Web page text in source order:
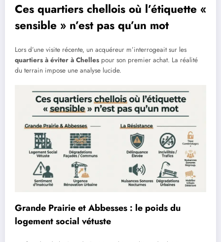
Ces quartiers chellois où l’étiquette «
sensible » n’est pas qu’un mot
Lors d’une visite récente, un acquéreur m’interrogeait sur les
quartiers à éviter à Chelles pour son premier achat. La réalité
du terrain impose une analyse lucide.
Grande Prairie et Abbesses : le poids du
logement social vétuste